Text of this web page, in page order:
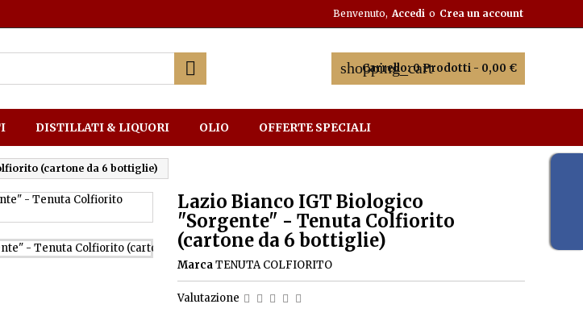
Benvenuto, Accedi o Crea un account
shopping_cart
Carrello:0Prodotti - 0,00 €

DISTILLATI & LIQUORI OLIO OFFERTE SPECIALI
(cartone da 6 bottiglie)
Lazio Bianco IGT Biologico
"Sorgente" - Tenuta Colfiorito
(cartone da 6 bottiglie)
MarcaTENUTA COLFIORITO
Valutazione